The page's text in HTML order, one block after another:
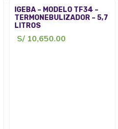
950.00.
IGEBA – MODELO TF34 –
TERMONEBULIZADOR – 5,7
LITROS
S/ 10,650.00